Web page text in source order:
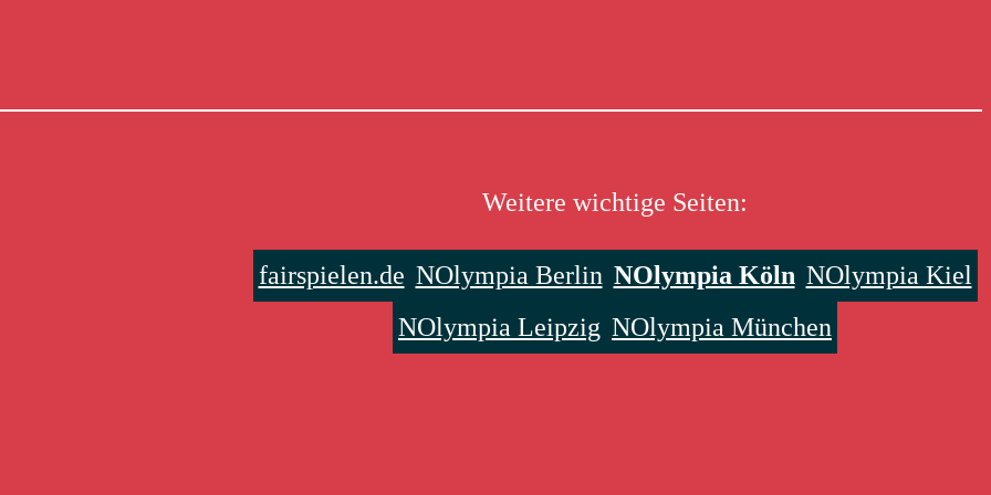
Weitere wichtige Seiten:
fairspielen.de NOlympia Berlin NOlympia Köln NOlympia Kiel
NOlympia Leipzig NOlympia München